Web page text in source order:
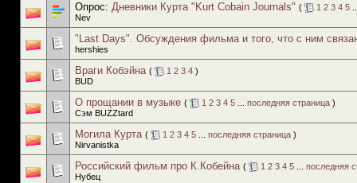
Опрос: Дневники Курта "Kurt Cobain Journals" ( 1 2 3 4 5
Nev
"Last Days". Обсуждения фильма и того, что с ним
hershies
Враги Кобэйна ( 1 2 3 4 )
BUD
О прощании в музыке ( 1 2 3 4 5 последняя страница )
Сэм BUZZtard
Могила Курта ( 1 2 3 4 5 последняя страница )
Nirvanistka
Российский фильм про К.Кобейна ( 1 2 3 4 5
последняя
Нубец